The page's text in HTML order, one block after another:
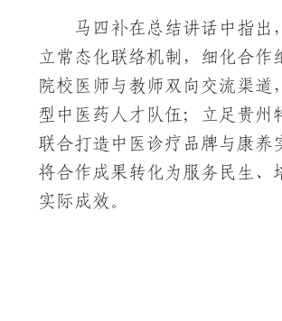
马四补在总结讲话中指出
立常态化联络机制，细化合作
院校医师与教师双向交流渠道
型中医药人才队伍；立足贵州
联合打造中医诊疗品牌与康养
将合作成果转化为服务民生、
实际成效。